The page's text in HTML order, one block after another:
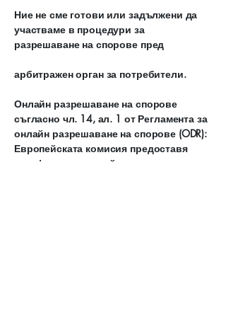
Ние не сме готови или задължени да
участваме в процедури за
разрешаване на спорове пред
арбитражен орган за потребители.
Онлайн разрешаване на спорове
съгласно чл. 14, ал. 1 от Регламента за
онлайн разрешаване на спорове (ODR):
Европейската комисия предоставя
платформа за онлайн разрешаване на